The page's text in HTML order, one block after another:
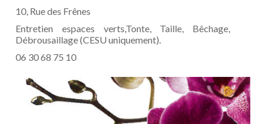
10, Rue des Frênes
Entretien espaces verts,Tonte, Taille, Bêchage,
Débrousaillage (CESU uniquement).
06 30 68 75 10